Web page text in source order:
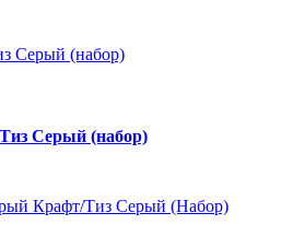
Серый (набор)